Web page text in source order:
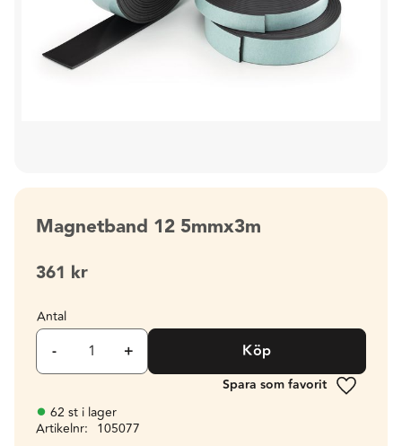
Magnetband 12 5mmx3m
361 kr
Antal
+
- Köp
Lägg till
62 st i lager
Artikelnr
105077